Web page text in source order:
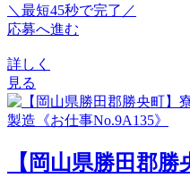
＼最短45秒で完了／
応募へ進む
詳しく
見る
【岡山県勝田郡